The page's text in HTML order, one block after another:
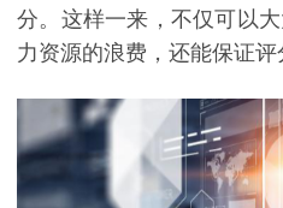
分。这样一来，不仅可以
力资源的浪费，还能保证评